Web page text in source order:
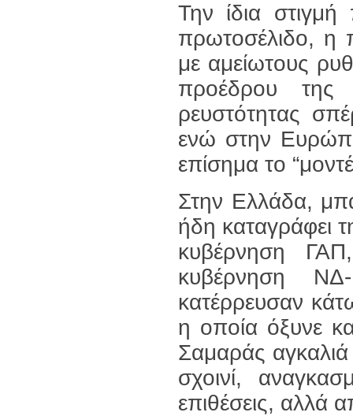
Την ίδια
πρωτοσέλιδο, η
με αμείωτους
προέδρου της
ρευστότητας
ενώ στην
επίσημα το
Στην Ελλάδα,
ήδη καταγράφει
κυβέρνηση
κυβέρνηση
κατέρρευσαν
η οποία όξυνε
Σαμαράς
σχοινί,
επιθέσεις, αλλά